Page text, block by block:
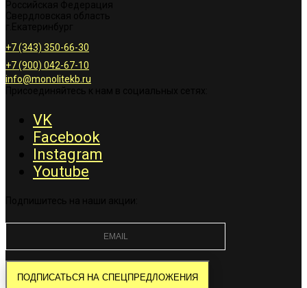
+7 (343) 350-66-30
+7 (900) 042-67-10
info@monolitekb.ru
VK
Facebook
Instagram
Youtube